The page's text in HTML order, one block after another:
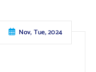
Nov, Tue, 2024